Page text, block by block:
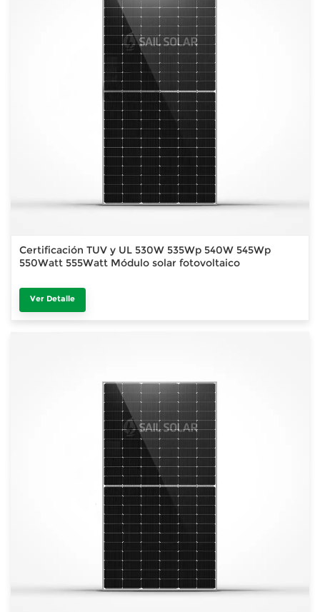
Certificación TUV y UL 530W 535Wp 540W 545Wp
550Watt 555Watt Módulo solar fotovoltaico
Ver Detalle